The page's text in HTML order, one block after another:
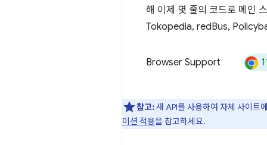
해 이제 몇 줄의 코드로 메인
Tokopedia, redBus,
Browser Support
참고:새 API를 사용하여 자체 사이트
이션 적용을 참고하세요.